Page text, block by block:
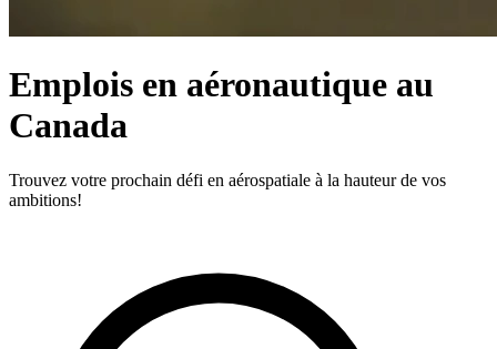
Emplois en aéronautique au
Canada
Trouvez votre prochain défi en aérospatiale à la hauteur de vos
ambitions!